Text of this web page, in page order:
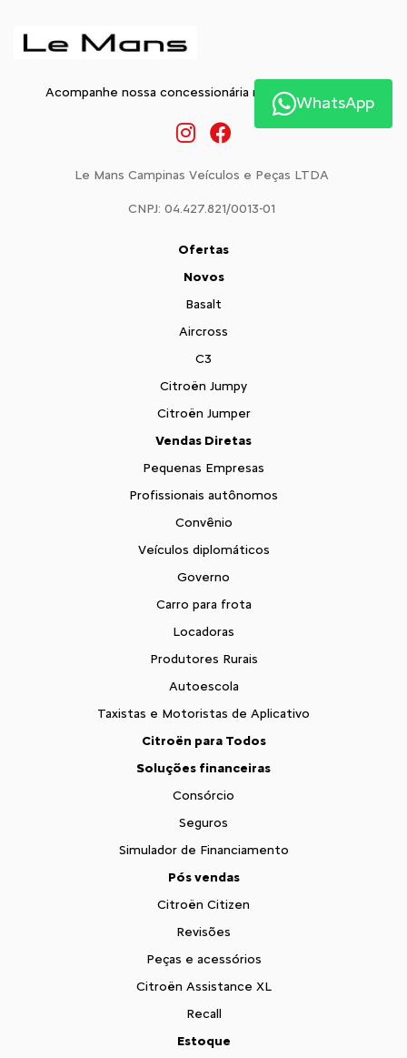
Acompanhe nossa concessionária nas Redes Sociais:
Le Mans Campinas Veículos e Peças LTDA
CNPJ: 04.427.821/0013-01
Ofertas
Novos
Basalt
Aircross
C3
Citroën Jumpy
Citroën Jumper
Vendas Diretas
Pequenas Empresas
Profissionais autônomos
Convênio
Veículos diplomáticos
Governo
Carro para frota
Locadoras
Produtores Rurais
Autoescola
Taxistas e Motoristas de Aplicativo
Citroën para Todos
Soluções financeiras
Consórcio
Seguros
Simulador de Financiamento
Pós vendas
Citroën Citizen
Revisões
Peças e acessórios
Citroën Assistance XL
Recall
Estoque
WhatsApp